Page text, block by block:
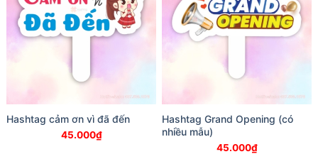
Hashtag cảm ơn vì đã đến
45.000₫
Hashtag Grand Opening (có
nhiều mẫu)
45.000₫